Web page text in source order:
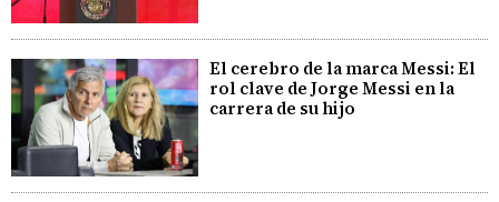
El cerebro de la marca Messi: El
rol clave de Jorge Messi en la
carrera de su hijo